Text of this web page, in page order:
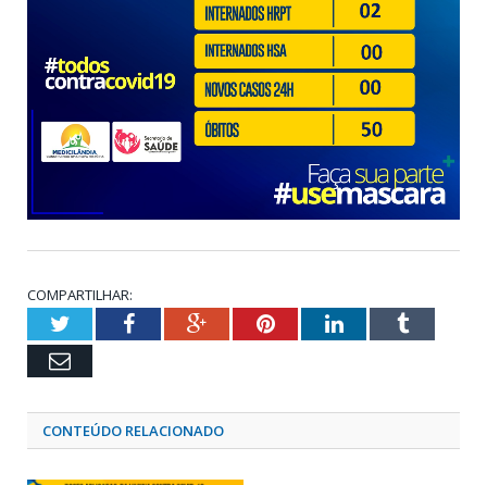
COMPARTILHAR:
TwitterFacebookGoogle+PinterestLinkedInTumblr
Email
CONTEÚDO RELACIONADO